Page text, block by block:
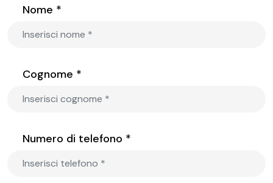
Nome *
Cognome *
Numero di telefono *